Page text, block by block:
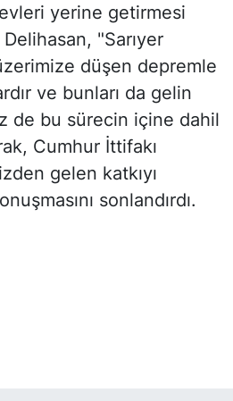
yerine getirmesi
"Sarıyer
düşen depremle
ve bunları da gelin
de bu sürecin içine dahil
Cumhur İttifakı
gelen katkıyı
sonlandırdı.